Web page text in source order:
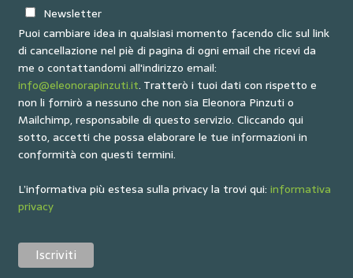
Newsletter
Puoi cambiare idea in qualsiasi momento facendo clic sul link
di cancellazione nel piè di pagina di ogni email che ricevi da
me o contattandomi all'indirizzo email:
info@eleonorapinzuti.it. Tratterò i tuoi dati con rispetto e
non li fornirò a nessuno che non sia Eleonora Pinzuti o
Mailchimp, responsabile di questo servizio. Cliccando qui
sotto, accetti che possa elaborare le tue informazioni in
conformità con questi termini.
L’informativa più estesa sulla privacy la trovi qui: informativa
privacy